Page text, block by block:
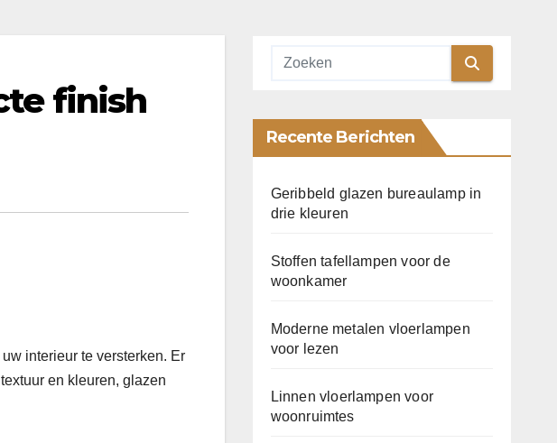
finish
interieur te versterken. Er
en kleuren, glazen
Recente Berichten
Geribbeld glazen bureaulamp in
drie kleuren
Stoffen tafellampen voor de
woonkamer
Moderne metalen vloerlampen
voor lezen
Linnen vloerlampen voor
woonruimtes